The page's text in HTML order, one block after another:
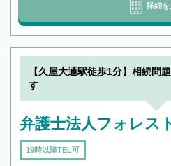
詳細を
【久屋大通駅徒歩1分】相続問
す
弁護士法人フォレス
19時以降TEL可